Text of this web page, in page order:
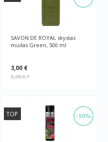
SAVON DE ROYAL skystas
muilas Green, 500 ml
3,00 €
5,99 €*
-50%
TOP